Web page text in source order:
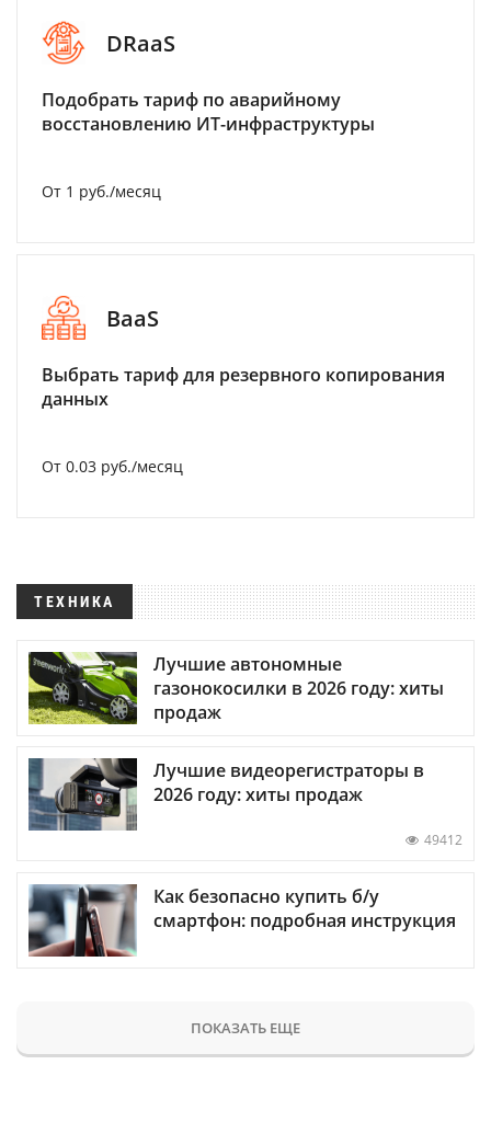
DRaaS
Подобрать тариф по аварийному
восстановлению ИТ-инфраструктуры
От 1 руб./месяц
BaaS
Выбрать тариф для резервного копирования
данных
От 0.03 руб./месяц
ТЕХНИКА
Лучшие автономные
газонокосилки в 2026 году: хиты
продаж
Лучшие видеорегистраторы в
2026 году: хиты продаж
49412
Как безопасно купить б/у
смартфон: подробная инструкция
ПОКАЗАТЬ ЕЩЕ